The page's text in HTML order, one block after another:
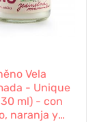
Vela
- Unique
ml) - con
naranja y